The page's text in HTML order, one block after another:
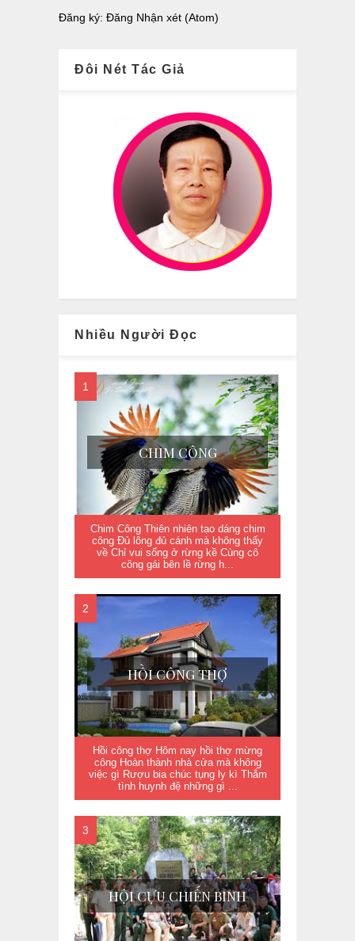
Đăng ký: Đăng Nhận xét (Atom)
Đôi Nét Tác Giả
Nhiều Người Đọc
CHIM CÔNG
Chim Công Thiên nhiên tạo dáng chim
công Đủ lông đủ cánh mà không thấy
về Chỉ vui sống ở rừng kề Cùng cô
công gái bên lề rừng h...
HỒI CÔNG THỢ
Hồi công thợ Hôm nay hồi thợ mừng
công Hoàn thành nhà cửa mà không
việc gì Rượu bia chúc tụng ly kì Thắm
tình huynh đệ những gì ...
HỘI CỰU CHIẾN BINH